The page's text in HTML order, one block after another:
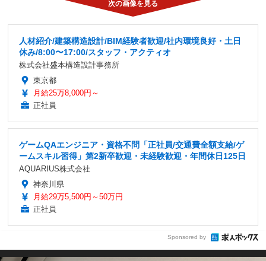
人材紹介/建築構造設計/BIM経験者歓迎/社内環境良好・土日
休み/8:00〜17:00/スタッフ・アクティオ
株式会社盛本構造設計事務所
東京都
月給25万8,000円～
正社員
ゲームQAエンジニア・資格不問「正社員/交通費全額支給/ゲ
ームスキル習得」第2新卒歓迎・未経験歓迎・年間休日125日
AQUARIUS株式会社
神奈川県
月給29万5,500円～50万円
正社員
Sponsored by